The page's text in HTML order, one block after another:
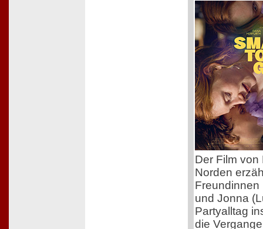
Der Film von
Norden
Freundinnen
und Jonna
Partyalltag
die